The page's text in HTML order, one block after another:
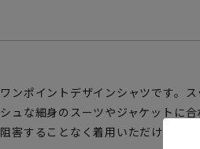
ンポイントデザインシャツです。
ュな細身のスーツやジャケットに
害することなく着用いただけます。